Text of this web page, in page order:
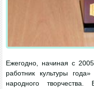
Ежегодно, начиная с
работник культуры
народного